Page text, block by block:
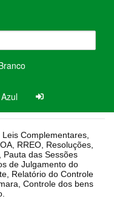
Resoluções,
Pauta das Sessões
de Julgamento do